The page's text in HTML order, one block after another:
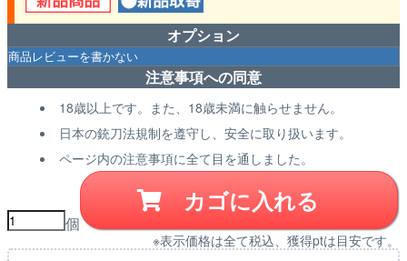
オプション
注意事項への同意
18歳以上です。また、18歳未満に触らせません。
日本の銃刀法規制を遵守し、安全に取り扱います。
ページ内の注意事項に全て目を通しました。
個
カゴに入れる
※表示価格は全て税込、獲得ptは目安です。